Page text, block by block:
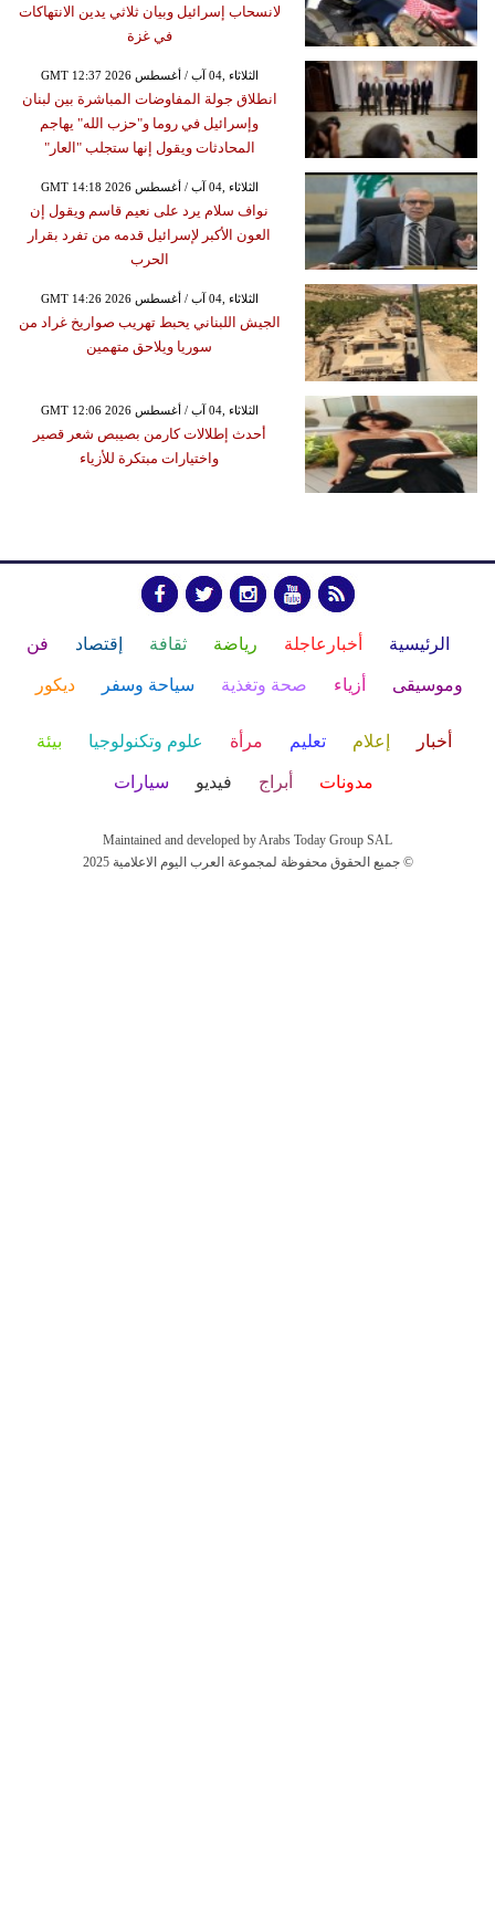
لانسحاب إسرائيل وبيان ثلاثي يدين الانتهاكات
في غزة
GMT 12:37 2026 الثلاثاء ,04 آب / أغسطس
انطلاق جولة المفاوضات المباشرة بين لبنان
وإسرائيل في روما و"حزب الله" يهاجم
المحادثات ويقول إنها ستجلب "العار"
GMT 14:18 2026 الثلاثاء ,04 آب / أغسطس
نواف سلام يرد على نعيم قاسم ويقول إن
العون الأكبر لإسرائيل قدمه من تفرد بقرار
الحرب
GMT 14:26 2026 الثلاثاء ,04 آب / أغسطس
الجيش اللبناني يحبط تهريب صواريخ غراد من
سوريا ويلاحق متهمين
GMT 12:06 2026 الثلاثاء ,04 آب / أغسطس
أحدث إطلالات كارمن بصيبص شعر قصير
واختيارات مبتكرة للأزياء
الرئيسية أخبارعاجلة رياضة ثقافة إقتصاد فن
وموسيقى أزياء صحة وتغذية سياحة وسفر ديكور
أخبار إعلام تعليم مرأة علوم وتكنولوجيا بيئة
مدونات أبراج فيديو سيارات
Maintained and developed by Arabs Today Group SAL
جميع الحقوق محفوظة لمجموعة العرب اليوم الاعلامية 2025 ©